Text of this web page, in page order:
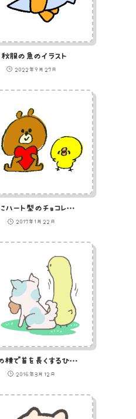
秋服の魚のイラスト
2022年9月27日
熊にハート型のチョコレートをプレゼントしたひよこのイラスト
2017年1月22日
犬の横で首を長くするひよこのイラスト
2016年3月12日